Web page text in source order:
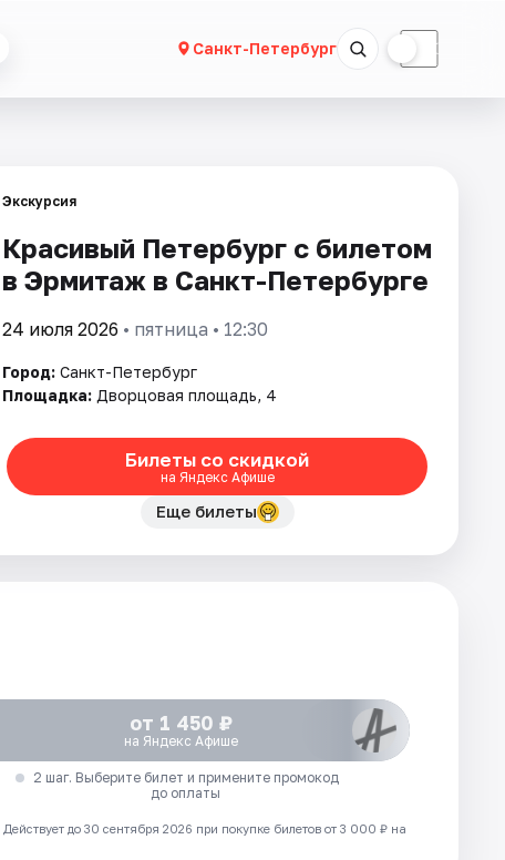
Санкт-Петербург ☾
Экскурсия
Красивый Петербург с билетом
в Эрмитаж в Санкт-Петербурге
24 июля 2026 • пятница • 12:30
Город: Санкт-Петербург
Площадка: Дворцовая площадь, 4
Билеты со скидкой
на Яндекс Афише
Еще билеты
от 1 450 ₽
на Яндекс Афише
2 шаг. Выберите билет и примените промокод
до оплаты
Действует до 30 сентября 2026 при покупке билетов от 3 000 ₽ на